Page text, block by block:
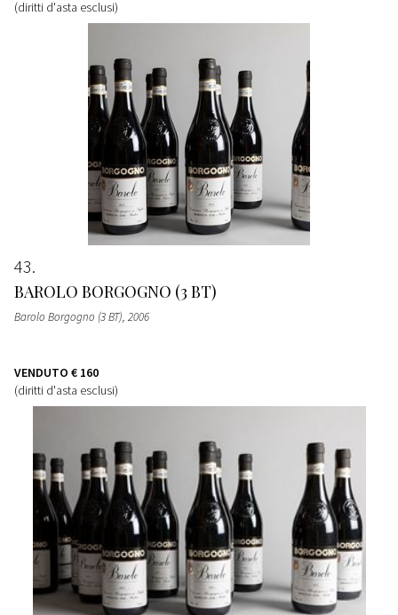
(diritti d'asta esclusi)
43
BAROLO BORGOGNO (3 BT)
Barolo Borgogno (3 BT), 2006
VENDUTO € 160
(diritti d'asta esclusi)